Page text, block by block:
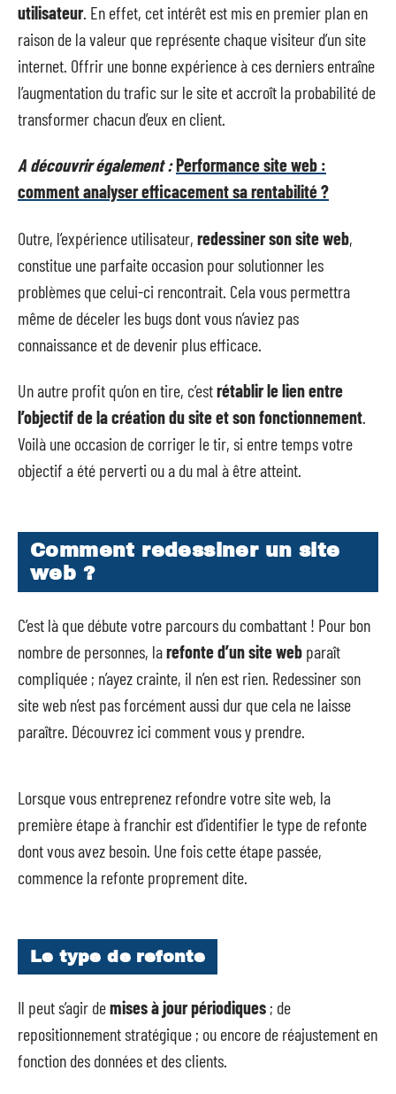
utilisateur. En effet, cet intérêt est mis en premier plan en
raison de la valeur que représente chaque visiteur d’un site
internet. Offrir une bonne expérience à ces derniers entraîne
l’augmentation du trafic sur le site et accroît la probabilité de
transformer chacun d’eux en client.
A découvrir également :Performance site web :
comment analyser efficacement sa rentabilité ?
Outre, l’expérience utilisateur, redessiner son site web,
constitue une parfaite occasion pour solutionner les
problèmes que celui-ci rencontrait. Cela vous permettra
même de déceler les bugs dont vous n’aviez pas
connaissance et de devenir plus efficace.
Un autre profit qu’on en tire, c’estrétablir le lien entre
l’objectif de la création du site et son fonctionnement.
Voilà une occasion de corriger le tir, si entre temps votre
objectif a été perverti ou a du mal à être atteint.
Comment redessiner un site
web ?
C’est là que débute votre parcours du combattant ! Pour bon
nombre de personnes, larefonte d’un site web paraît
compliquée ; n’ayez crainte, il n’en est rien. Redessiner son
site web n’est pas forcément aussi dur que cela ne laisse
paraître. Découvrez ici comment vous y prendre.
Lorsque vous entreprenez refondre votre site web, la
première étape à franchir est d’identifier le type de refonte
dont vous avez besoin. Une fois cette étape passée,
commence la refonte proprement dite.
Le type de refonte
Il peut s’agir demises à jour périodiques ; de
repositionnement stratégique ; ou encore de réajustement en
fonction des données et des clients.